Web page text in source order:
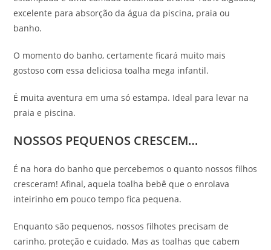
excelente para absorção da água da piscina, praia ou
banho.
O momento do banho, certamente ficará muito mais
gostoso com essa deliciosa toalha mega infantil.
É muita aventura em uma só estampa. Ideal para levar na
praia e piscina.
NOSSOS PEQUENOS CRESCEM…
É na hora do banho que percebemos o quanto nossos filhos
cresceram! Afinal, aquela toalha bebê que o enrolava
inteirinho em pouco tempo fica pequena.
Enquanto são pequenos, nossos filhotes precisam de
carinho, proteção e cuidado. Mas as toalhas que cabem